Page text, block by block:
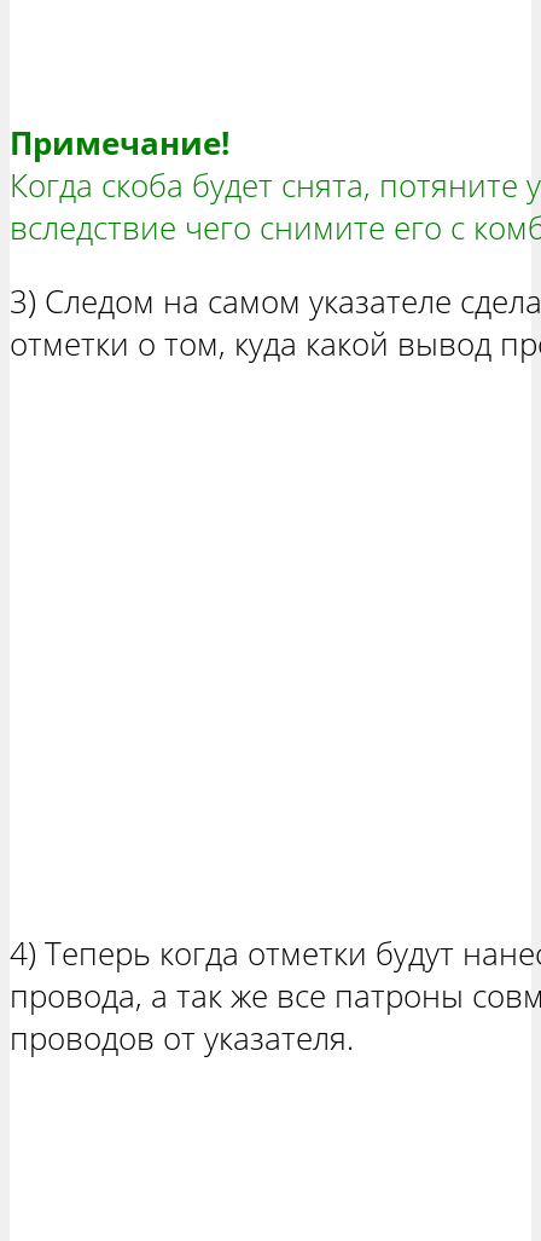
Примечание!
Когда скоба будет снята, потяните
вследствие чего снимите его с
3) Следом на самом указателе
отметки о том, куда какой вывод
4) Теперь когда отметки будут
провода, а так же все патроны
проводов от указателя.